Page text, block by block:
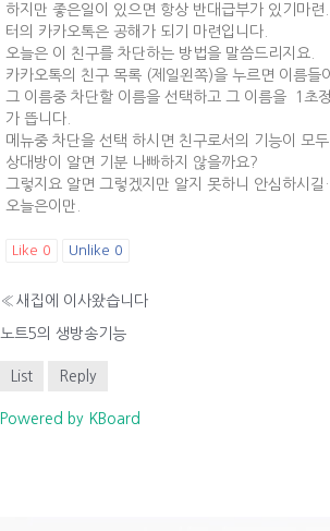
하지만 좋은일이 있으면 항상 반대급부가 있기마
터의 카카오톡은 공해가 되기 마련입니다.
오늘은 이 친구를 차단하는 방법을 말씀드리지요.
카카오톡의 친구 목록 (제일왼쪽)을 누르면 이름들
그 이름중 차단할 이름을 선택하고 그 이름을 1초
가 뜹니다.
메뉴중 차단을 선택 하시면 친구로서의 기능이 모두
상대방이 알면 기분 나빠하지 않을까요?
그렇지요 알면 그렇겠지만 알지 못하니 안심하시
오늘은이만.
Like 0 Unlike 0
« 새집에 이사왔습니다
노트5의 생방송기능
List Reply
Powered by KBoard